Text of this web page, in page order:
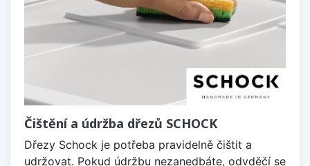
Čištění a údržba dřezů SCHOCK
Dřezy Schock je potřeba pravidelně čištit a
udržovat. Pokud údržbu nezanedbáte, odvděčí se